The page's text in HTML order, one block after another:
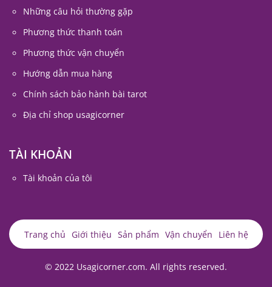
Những câu hỏi thường gặp
Phương thức thanh toán
Phương thức vận chuyển
Hướng dẫn mua hàng
Chính sách bảo hành bài tarot
Địa chỉ shop usagicorner
TÀI KHOẢN
Tài khoản của tôi
Trang chủ Giới thiệu Sản phẩm Vận chuyển Liên hệ
© 2022 Usagicorner.com. All rights reserved.